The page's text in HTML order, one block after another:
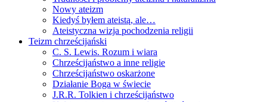
Nowy ateizm
Kiedyś byłem ateistą, ale…
Ateistyczna wizja pochodzenia religii
Teizm chrześcijański
C. S. Lewis. Rozum i wiara
Chrześcijaństwo a inne religie
Chrześcijaństwo oskarżone
Działanie Boga w świecie
J.R.R. Tolkien i chrześcijaństwo